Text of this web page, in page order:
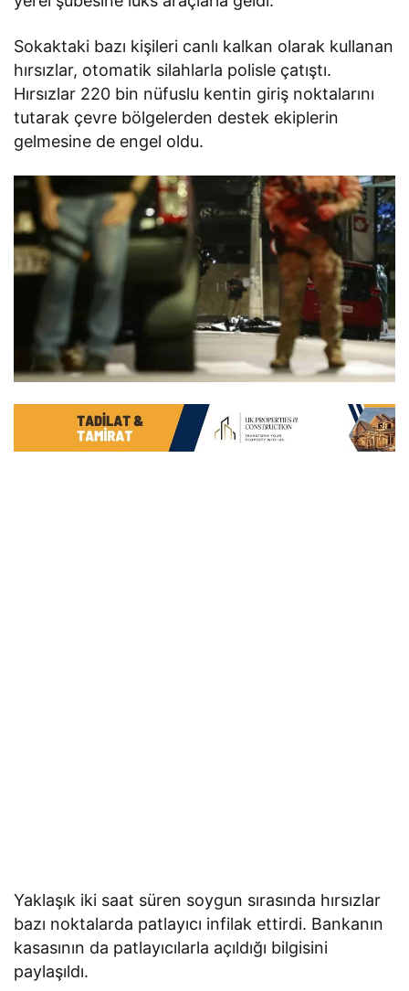
Sokaktaki bazı kişileri canlı kalkan olarak kullanan
hırsızlar, otomatik silahlarla polisle çatıştı.
Hırsızlar 220 bin nüfuslu kentin giriş noktalarını
tutarak çevre bölgelerden destek ekiplerin
gelmesine de engel oldu.
Yaklaşık iki saat süren soygun sırasında hırsızlar
bazı noktalarda patlayıcı infilak ettirdi. ​Bankanın
kasasının da patlayıcılarla açıldığı bilgisini
paylaşıldı.